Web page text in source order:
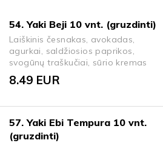
54. Yaki Beji 10 vnt. (gruzdinti)
Laiškinis česnakas, avokadas,
agurkai, saldžiosios paprikos,
svogūnų traškučiai, sūrio kremas
8.49 EUR
57. Yaki Ebi Tempura 10 vnt.
(gruzdinti)